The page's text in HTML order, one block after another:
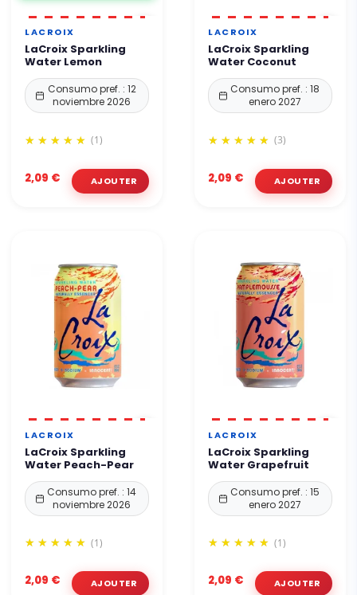
LACROIX
LaCroix Sparkling
Water Lemon
Consumo pref. : 12
noviembre 2026
(1)
2,09 €
LACROIX
LaCroix Sparkling
Water Coconut
Consumo pref. : 18
enero 2027
(3)
2,09 €
LACROIX
LaCroix Sparkling
Water Peach-Pear
Consumo pref. : 14
noviembre 2026
(1)
2,09 €
LACROIX
LaCroix Sparkling
Water Grapefruit
Consumo pref. : 15
enero 2027
(1)
2,09 €